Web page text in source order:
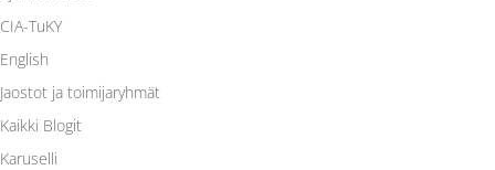
CIA-TuKY
English
Jaostot ja toimijaryhmät
Kaikki Blogit
Karuselli